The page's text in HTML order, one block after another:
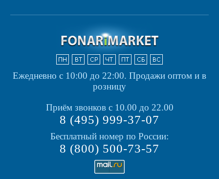
Ежедневно с 10:00 до 22:00. Продажи оптом и в
розницу
Приём звонков с 10.00 до 22.00
8 (495) 999-37-07
Бесплатный номер по России:
8 (800) 500-73-57